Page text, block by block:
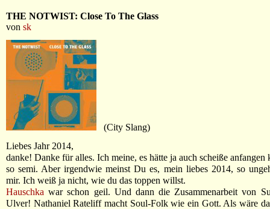
THE NOTWIST: Close To The Glass
von sk
(City Slang)
Liebes Jahr 2014,
danke! Danke für alles. Ich meine, es hätte ja auch scheiße anfangen
so semi. Aber irgendwie meinst Du es, mein liebes 2014, so
mir. Ich weiß ja nicht, wie du das toppen willst.
Hauschka war schon geil. Und dann die Zusammenarbeit von
Ulver! Nathaniel Rateliff macht Soul-Folk wie ein Gott. Als wäre